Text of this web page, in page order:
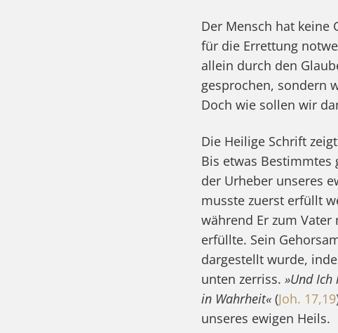
Der Mensch hat keine
für die Errettung
allein durch den
gesprochen, sondern
Doch wie sollen wir
Die Heilige Schrift
Bis etwas
der Urheber unseres
musste zuerst erfüllt
während Er zum
erfüllte. Sein
dargestellt wurde,
unten zerriss. »Und Ich
in Wahrheit«(Joh. 17,19
unseres ewigen Heils.